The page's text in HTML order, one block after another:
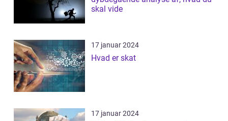
skal vide
17 januar 2024
Hvad er skat
17 januar 2024